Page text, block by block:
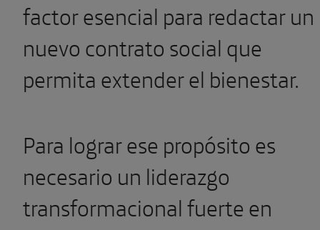
factor esencial para redactar un
nuevo contrato social que
permita extender el bienestar.
Para lograr ese propósito es
necesario un liderazgo
transformacional fuerte en